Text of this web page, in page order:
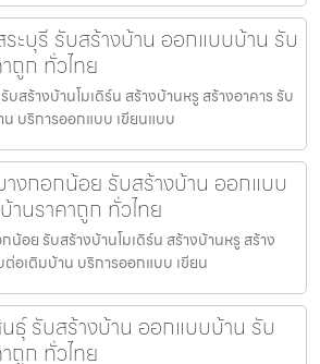
ระบุรี รับสร้างบ้าน ออกแบบบ้าน รับ
ถูก ทั่วไทย
บสร้างบ้านโมเดิร์น สร้างบ้านหรู สร้างอาคาร รับ
น บริการออกแบบ เขียนแบบ
างกอกน้อย รับสร้างบ้าน ออกแบบ
านราคาถูก ทั่วไทย
น้อย รับสร้างบ้านโมเดิร์น สร้างบ้านหรู สร้าง
ต่อเติมบ้าน บริการออกแบบ เขียน
ธุ์ รับสร้างบ้าน ออกแบบบ้าน รับ
ถูก ทั่วไทย